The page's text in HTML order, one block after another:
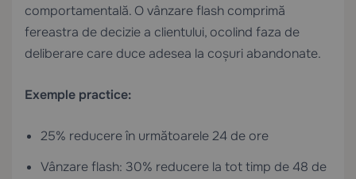
comportamentală. O vânzare flash comprimă
fereastra de decizie a clientului, ocolind faza de
deliberare care duce adesea la coșuri abandonate.
Exemple practice:
25% reducere în următoarele 24 de ore
Vânzare flash: 30% reducere la tot timp de 48 de